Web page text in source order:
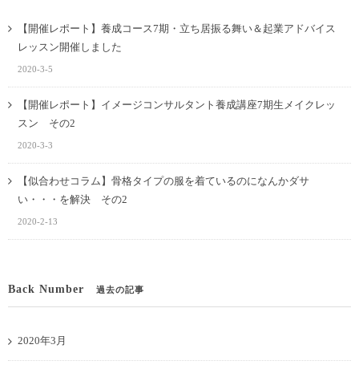
【開催レポート】養成コース7期・立ち居振る舞い＆起業アドバイス
レッスン開催しました
2020-3-5
【開催レポート】イメージコンサルタント養成講座7期生メイクレッ
スン その2
2020-3-3
【似合わせコラム】骨格タイプの服を着ているのになんかダサ
い・・・を解決 その2
2020-2-13
Back Number 過去の記事
2020年3月